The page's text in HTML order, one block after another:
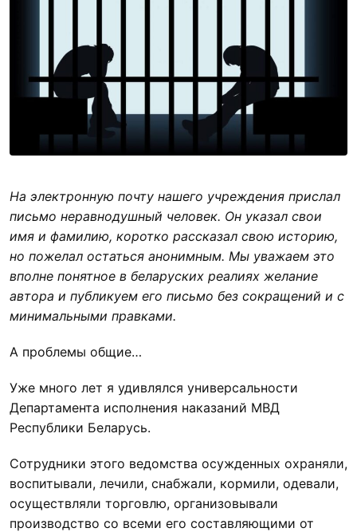
На электронную почту нашего учреждения прислал
письмо неравнодушный человек. Он указал свои
имя и фамилию, коротко рассказал свою историю,
но пожелал остаться анонимным. Мы уважаем это
вполне понятное в беларуских реалиях желание
автора и публикуем его письмо без сокращений и с
минимальными правками.
А проблемы общие…
Уже много лет я удивлялся универсальности
Департамента исполнения наказаний МВД
Республики Беларусь.
Сотрудники этого ведомства осужденных охраняли,
воспитывали, лечили, снабжали, кормили, одевали,
осуществляли торговлю, организовывали
производство со всеми его составляющими от